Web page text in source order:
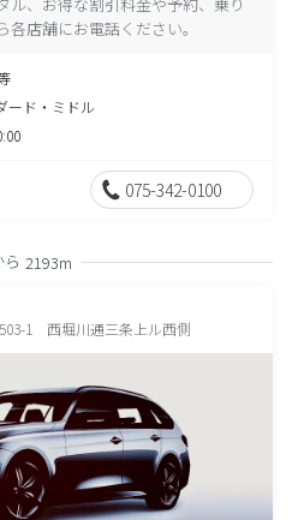
店舗にお電話ください。
ード・ミドル
075-342-0100
2193m
1 西堀川通三条上ル西側